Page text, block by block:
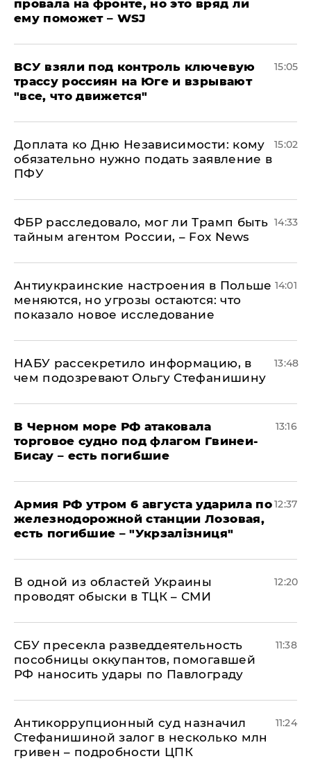
провала на фронте, но это вряд ли
ему поможет – WSJ
ВСУ взяли под контроль ключевую
трассу россиян на Юге и взрывают
"все, что движется"
15:05
Доплата ко Дню Независимости: кому
обязательно нужно подать заявление в
ПФУ
15:02
ФБР расследовало, мог ли Трамп быть
тайным агентом России, – Fox News
14:33
Антиукраинские настроения в Польше
меняются, но угрозы остаются: что
показало новое исследование
14:01
НАБУ рассекретило информацию, в
чем подозревают Ольгу Стефанишину
13:48
В Черном море РФ атаковала
торговое судно под флагом Гвинеи-
Бисау – есть погибшие
13:16
Армия РФ утром 6 августа ударила по
железнодорожной станции Лозовая,
есть погибшие – "Укрзалізниця"
12:37
В одной из областей Украины
проводят обыски в ТЦК – СМИ
12:20
СБУ пресекла разведдеятельность
пособницы оккупантов, помогавшей
РФ наносить удары по Павлограду
11:38
Антикоррупционный суд назначил
Стефанишиной залог в несколько млн
гривен – подробности ЦПК
11:24